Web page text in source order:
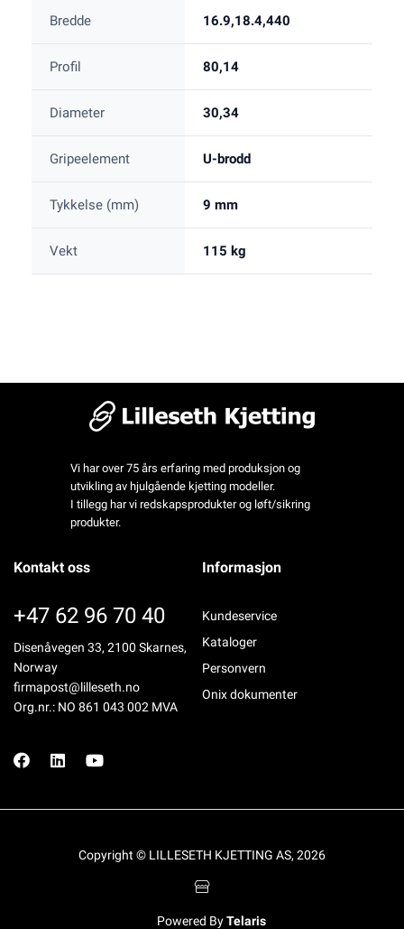
Bredde 16.9,18.4,440
Profil 80,14
Diameter 30,34
Gripeelement U-brodd
Tykkelse (mm) 9 mm
Vekt 115 kg
Vi har over 75 års erfaring med produksjon og
utvikling av hjulgående kjetting modeller.
I tillegg har vi redskapsprodukter og løft/sikring
produkter.
Kontakt oss
+47 62 96 70 40
Disenåvegen 33, 2100 Skarnes,
Norway
firmapost@lilleseth.no
Org.nr.: NO 861 043 002 MVA
Informasjon
Kundeservice
Kataloger
Personvern
Onix dokumenter
Copyright © LILLESETH KJETTING AS, 2026
Powered ByTelaris